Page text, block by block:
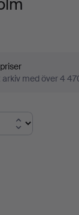
arkiv med över 4